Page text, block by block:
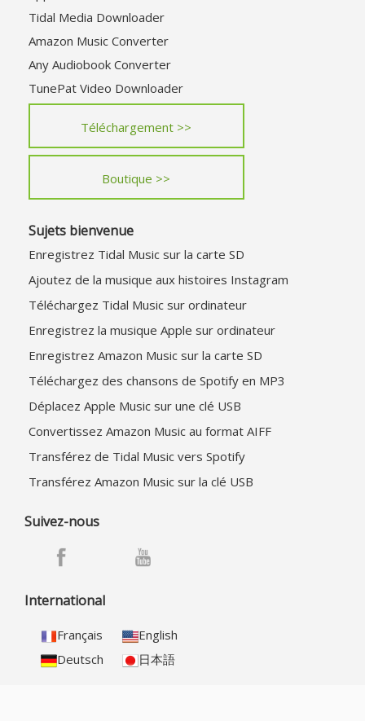
Tidal Media Downloader
Amazon Music Converter
Any Audiobook Converter
TunePat Video Downloader
Téléchargement >>
Boutique >>
Sujets bienvenue
Enregistrez Tidal Music sur la carte SD
Ajoutez de la musique aux histoires Instagram
Téléchargez Tidal Music sur ordinateur
Enregistrez la musique Apple sur ordinateur
Enregistrez Amazon Music sur la carte SD
Téléchargez des chansons de Spotify en MP3
Déplacez Apple Music sur une clé USB
Convertissez Amazon Music au format AIFF
Transférez de Tidal Music vers Spotify
Transférez Amazon Music sur la clé USB
Suivez-nous
International
Français
English
Deutsch
日本語